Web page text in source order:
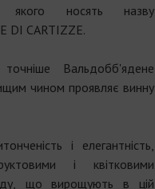
якого носять назву
DI CARTIZZE.
Вальдобб'ядене
чином проявляє винну
і елегантність,
і квітковими
що вирощують в цій